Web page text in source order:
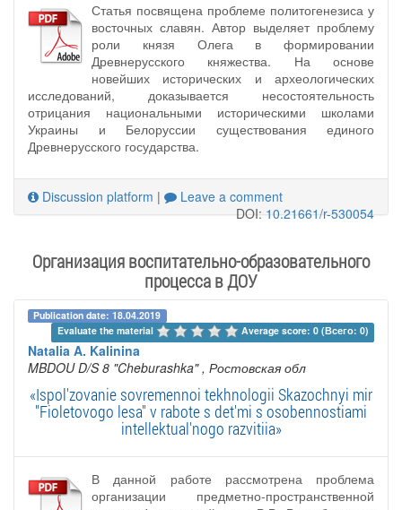
Статья посвящена проблеме политогенезиса у
восточных славян. Автор выделяет проблему
роли князя Олега в формировании
Древнерусского княжества. На основе
новейших исторических и археологических
исследований, доказывается несостоятельность
отрицания национальными историческими школами
Украины и Белоруссии существования единого
Древнерусского государства.
Discussion platform |
Leave a comment
DOI:10.21661/r-530054
Организация воспитательно-образовательного
процесса в ДОУ
Publication date: 18.04.2019
Evaluate the material
Average score: 0 (Всего: 0)
Natalia A. Kalinina
MBDOU D/S 8 "Cheburashka" , Ростовская обл
«Ispol'zovanie sovremennoi tekhnologii Skazochnyi mir
"Fioletovogo lesa" v rabote s det'mi s osobennostiami
intellektual'nogo razvitiia»
В данной работе рассмотрена проблема
организации предметно-пространственной